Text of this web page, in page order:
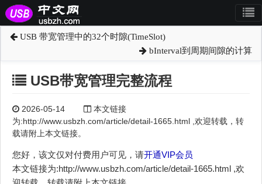
USB 带宽管理中的32个时隙(TimeSlot)
bInterval到周期间隙的计算
USB带宽管理完整流程
2026-05-14
本文链接
为:http://www.usbzh.com/article/detail-1665.html ,欢迎转载，转
载请附上本文链接。
您好，该文仅对付费用户可见，请开通VIP会员
本文链接为:http://www.usbzh.com/article/detail-1665.html ,欢